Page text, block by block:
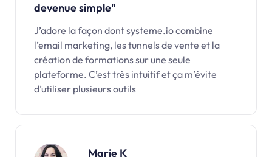
devenue simple"
J’adore la façon dont systeme.io combine
l’email marketing, les tunnels de vente et la
création de formations sur une seule
plateforme. C’est très intuitif et ça m’évite
d’utiliser plusieurs outils
Marie K